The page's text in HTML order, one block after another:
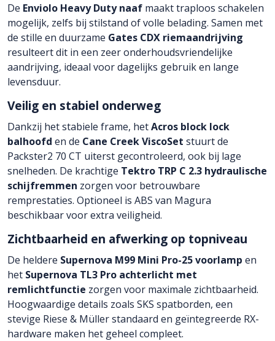
De Enviolo Heavy Duty naaf maakt traploos schakelen
mogelijk, zelfs bij stilstand of volle belading. Samen met
de stille en duurzame Gates CDX riemaandrijving
resulteert dit in een zeer onderhoudsvriendelijke
aandrijving, ideaal voor dagelijks gebruik en lange
levensduur.
Veilig en stabiel onderweg
Dankzij het stabiele frame, hetAcros block lock
balhoofd en de Cane Creek ViscoSet stuurt de
Packster2 70 CT uiterst gecontroleerd, ook bij lage
snelheden. De krachtige Tektro TRP C 2.3 hydraulische
schijfremmen zorgen voor betrouwbare
remprestaties. Optioneel is ABS van Magura
beschikbaar voor extra veiligheid.
Zichtbaarheid en afwerking op topniveau
De heldere Supernova M99 Mini Pro-25 voorlamp en
het Supernova TL3 Pro achterlicht met
remlichtfunctie zorgen voor maximale zichtbaarheid.
Hoogwaardige details zoals SKS spatborden, een
stevige Riese & Müller standaard en geïntegreerde RX-
hardware maken het geheel compleet.